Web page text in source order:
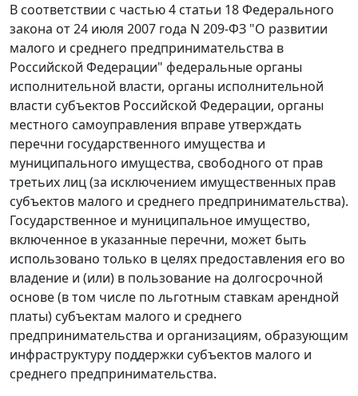
В соответствии с частью 4 статьи 18Федерального
закона от 24 июля 2007 года N 209-ФЗ "О развитии
малого и среднего предпринимательства в
Российской Федерации" федеральные органы
исполнительной власти, органы исполнительной
власти субъектов Российской Федерации, органы
местного самоуправления вправе утверждать
перечни государственного имущества и
муниципального имущества, свободного от прав
третьих лиц (за исключением имущественных прав
субъектов малого и среднего предпринимательства).
Государственное и муниципальное имущество,
включенное в указанные перечни, может быть
использовано только в целях предоставления его во
владение и (или) в пользование на долгосрочной
основе (в том числе по льготным ставкам арендной
платы) субъектам малого и среднего
предпринимательства и организациям, образующим
инфраструктуру поддержки субъектов малого и
среднего предпринимательства.